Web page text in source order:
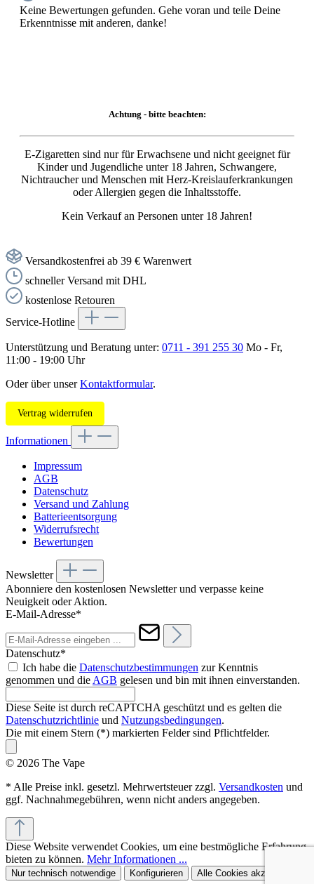
Keine Bewertungen gefunden. Gehe voran und teile Deine
Erkenntnisse mit anderen, danke!
Achtung - bitte beachten:
E-Zigaretten sind nur für Erwachsene und nicht geeignet für
Kinder und Jugendliche unter 18 Jahren, Schwangere,
Nichtraucher und Menschen mit Herz-Kreislauferkrankungen
oder Allergien gegen die Inhaltsstoffe.
Kein Verkauf an Personen unter 18 Jahren!
Versandkostenfrei ab 39 € Warenwert
schneller Versand mit DHL
kostenlose Retouren
Service-Hotline
Unterstützung und Beratung unter: 0711 - 391 255 30 Mo - Fr,
11:00 - 19:00 Uhr
Oder über unserKontaktformular.
Vertrag widerrufen
Informationen
Impressum
AGB
Datenschutz
Versand und Zahlung
Batterieentsorgung
Widerrufsrecht
Bewertungen
Newsletter
Abonniere den kostenlosen Newsletter und verpasse keine
Neuigkeit oder Aktion.
E-Mail-Adresse*
Datenschutz*
Ich habe die Datenschutzbestimmungen zur Kenntnis
genommen und die AGB gelesen und bin mit ihnen einverstanden.
Diese Seite ist durch reCAPTCHA geschützt und es gelten die
Datenschutzrichtlinie und Nutzungsbedingungen.
Die mit einem Stern (*) markierten Felder sind Pflichtfelder.
© 2026 The Vape
* Alle Preise inkl. gesetzl. Mehrwertsteuer zzgl. Versandkosten und
ggf. Nachnahmegebühren, wenn nicht anders angegeben.
Diese Website verwendet Cookies, um eine bestmögliche Erfahrung
bieten zu können. Mehr Informationen ...
Nur technisch notwendige Konfigurieren Alle Cookies akzeptieren